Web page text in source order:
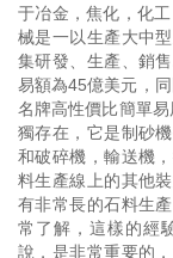
于冶金，焦化，化
械是一以生產大中
集研發、生產、銷
易額為45億美元，
名牌高性價比簡單
獨存在，它是制砂
和破碎機，輸送機
料生產線上的其他
有非常長的石料生
常了解，這樣的經
說，是非常重要的